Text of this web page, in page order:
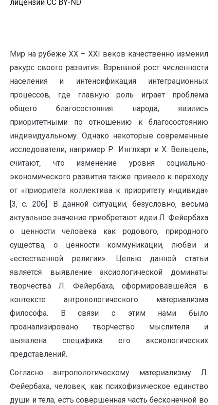
лицензии CC BY-ND
Мир на рубеже XX – XXI веков качественно изменил
ракурс своего развития. Взрывной рост численности
населения и интенсификация интеграционных
процессов, где главную роль играет проблема
общего благосостояния народа, явились
приоритетными по отношению к благосостоянию
индивидуальному. Однако некоторые современные
исследователи, например Р. Инглхарт и Х. Вельцель,
считают, что изменение уровня социально-
экономического развития также привело к переходу
от «приоритета коллектива к приоритету индивида»
[3, с. 206]. В данной ситуации, безусловно, весьма
актуальное значение приобретают идеи Л. Фейербаха
о ценности человека как родового, природного
существа, о ценности коммуникации, любви и
«естественной религии». Целью данной статьи
является выявление аксиологической доминаты
творчества Л. Фейербаха, сформировавшейся в
контексте антропологического материализма
философа. В связи с этим нами было
проанализировано творчество мыслителя и
выявлена специфика его аксиологических
представлений.
Согласно антропологическому материализму Л.
Фейербаха, человек, как психофизическое единство
души и тела, есть совершенная часть бесконечной во